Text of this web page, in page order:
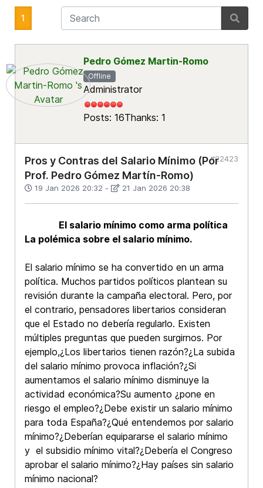
1
Pedro Gómez Martin-Romo
Offline
Administrator
Posts: 16Thanks: 1
Pros y Contras del Salario Mínimo (Por
Prof. Pedro Gómez Martín-Romo)
19 Jan 2026 20:32 - 21 Jan 2026 20:38
#22423
El salario mínimo como arma política
La polémica sobre el salario mínimo.
El salario mínimo se ha convertido en un arma
política. Muchos partidos políticos plantean su
revisión durante la campaña electoral. Pero, por
el contrario, pensadores libertarios consideran
que el Estado no debería regularlo. Existen
múltiples preguntas que pueden surgirnos. Por
ejemplo,¿Los libertarios tienen razón?¿La subida
del salario mínimo provoca inflación?¿Si
aumentamos el salario mínimo disminuye la
actividad económica?Su aumento ¿pone en
riesgo el empleo?¿Debe existir un salario mínimo
para toda España?¿Qué entendemos por salario
mínimo?¿Deberían equipararse el salario mínimo
y el subsidio mínimo vital?¿Debería el Congreso
aprobar el salario mínimo?¿Hay países sin salario
mínimo nacional?